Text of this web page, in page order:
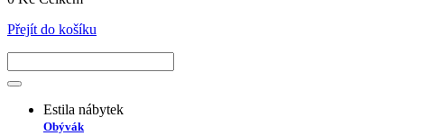
Přejít do košíku
Estila nábytek
Obývák